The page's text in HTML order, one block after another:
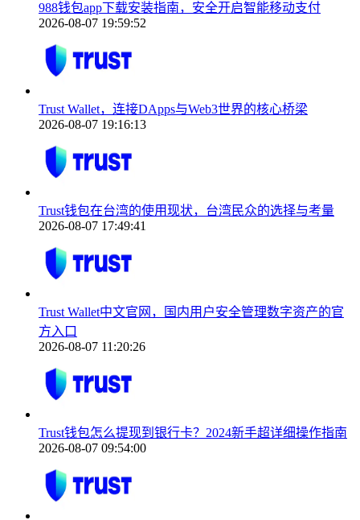
988钱包app下载安装指南，安全开启智能移动支付
2026-08-07 19:59:52
Trust Wallet，连接DApps与Web3世界的核心桥梁
2026-08-07 19:16:13
Trust钱包在台湾的使用现状，台湾民众的选择与考量
2026-08-07 17:49:41
Trust Wallet中文官网，国内用户安全管理数字资产的官
方入口
2026-08-07 11:20:26
Trust钱包怎么提现到银行卡？2024新手超详细操作指南
2026-08-07 09:54:00